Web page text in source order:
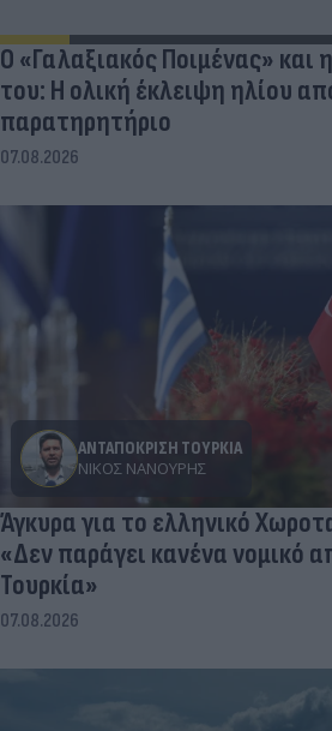
Ο «Γαλαξιακός Ποιμένας» και
του: Η ολική έκλειψη ηλίου
παρατηρητήριο
07.08.2026
ΑΝΤΑΠΟΚΡΙΣΗ ΤΟΥΡΚΙΑ
ΝΊΚΟΣ ΝΑΝΟΎΡΗΣ
Άγκυρα για το ελληνικό
«Δεν παράγει κανένα νομικό
Τουρκία»
07.08.2026